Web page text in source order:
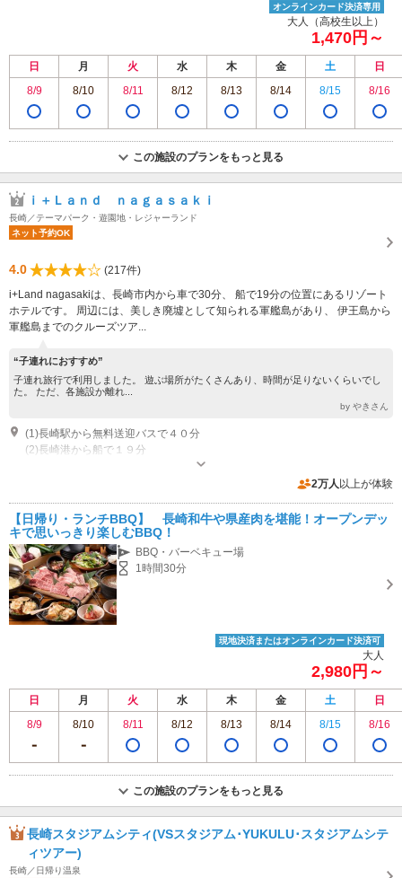
オンラインカード決済専用
大人（高校生以上）
1,470円～
日 月 火 水 木 金 土
日
8/9
8/10 8/11 8/12 8/13 8/14 8/15 8/16
この施設のプランをもっと見る
ｉ＋Ｌａｎｄ ｎａｇａｓａｋｉ
長崎／テーマパーク・遊園地・レジャーランド
ネット予約OK
4.0
(217件)
i+Land nagasakiは、長崎市内から車で30分、 船で19分の位置にあるリゾート
ホテルです。 周辺には、美しき廃墟として知られる軍艦島があり、 伊王島から
軍艦島までのクルーズツア...
“子連れにおすすめ”
子連れ旅行で利用しました。 遊ぶ場所がたくさんあり、時間が足りないくらいでし
た。 ただ、各施設か離れ...
by やきさん
(1)長崎駅から無料送迎バスで４０分
(2)長崎港から船で１９分
営業時間：10：00～21：00（最終受付20：00）
2万人 以上が体験
【日帰り・ランチBBQ】 長崎和牛や県産肉を堪能！オープンデッ
キで思いっきり楽しむBBQ！
BBQ・バーベキュー場
1時間30分
現地決済またはオンラインカード決済可
大人
2,980円～
日 月 火 水 木 金 土
日
8/9
8/10 8/11 8/12 8/13 8/14 8/15 8/16
この施設のプランをもっと見る
長崎スタジアムシティ(VSスタジアム･YUKULU･スタジアムシテ
ィツアー)
長崎／日帰り温泉